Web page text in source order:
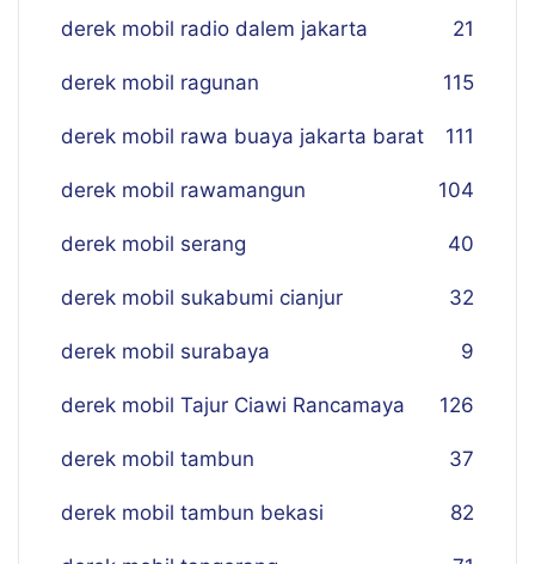
derek mobil radio dalem jakarta 21
derek mobil ragunan 115
derek mobil rawa buaya jakarta barat 111
derek mobil rawamangun 104
derek mobil serang 40
derek mobil sukabumi cianjur 32
derek mobil surabaya 9
derek mobil Tajur Ciawi Rancamaya 126
derek mobil tambun 37
derek mobil tambun bekasi 82